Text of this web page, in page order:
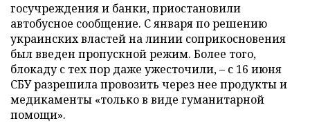
госучреждения и банки, приостановили
автобусное сообщение. С января по решению
украинских властей на линии соприкосновения
был введен пропускной режим. Более того,
блокаду с тех пор даже ужесточили, – с 16 июня
СБУ разрешила провозить через нее продукты и
медикаменты «только в виде гуманитарной
помощи».